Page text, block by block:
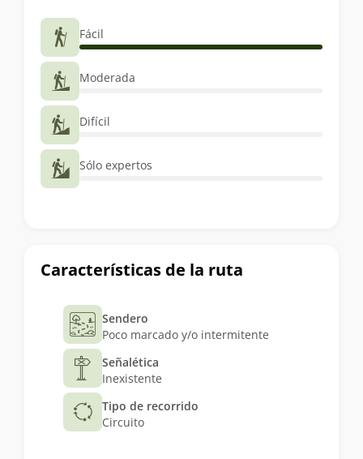
Características de la ruta
Sendero
Poco marcado y/o intermitente
Señalética
Inexistente
Tipo de recorrido
Circuito
Fácil
Moderada
Difícil
Sólo expertos